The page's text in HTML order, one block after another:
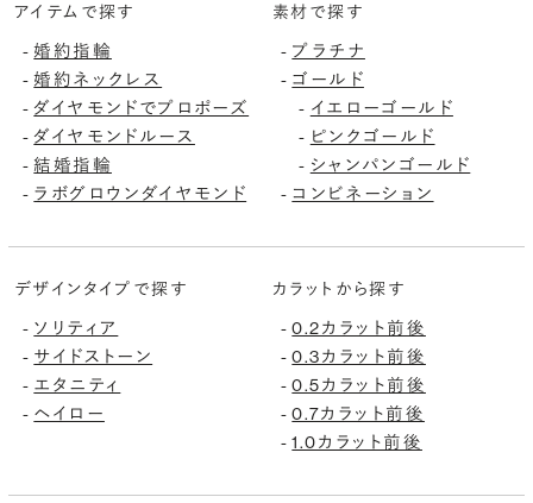
アイテムで探す
-婚約指輪
-婚約ネックレス
-ダイヤモンドでプロポーズ
-ダイヤモンドルース
-結婚指輪
- ラボグロウンダイヤモンド
素材で探す
- プラチナ
- ゴールド
- イエローゴールド
- ピンクゴールド
- シャンパンゴールド
- コンビネーション
デザインタイプで探す
- ソリティア
- サイドストーン
- エタニティ
- ヘイロー
カラットから探す
-0.2カラット前後
-0.3カラット前後
-0.5カラット前後
-0.7カラット前後
-1.0カラット前後